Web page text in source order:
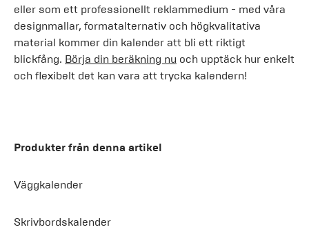
eller som ett professionellt reklammedium - med våra
designmallar, formatalternativ och högkvalitativa
material kommer din kalender att bli ett riktigt
blickfång. Börja din beräkning nu och upptäck hur enkelt
och flexibelt det kan vara att trycka kalendern!
Produkter från denna artikel
Väggkalender
Skrivbordskalender